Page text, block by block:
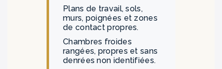
Plans de travail, sols,
murs, poignées et zones
de contact propres.
Chambres froides
rangées, propres et sans
denrées non identifiées.